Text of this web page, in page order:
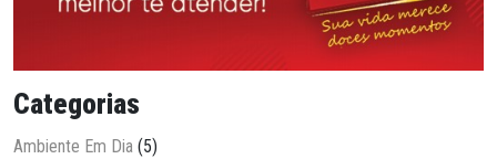
Categorias
Ambiente Em Dia (5)